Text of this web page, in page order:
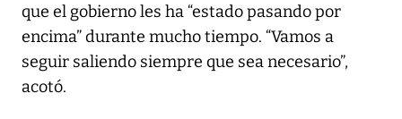
que el gobierno les ha “estado pasando por
encima” durante mucho tiempo. “Vamos a
seguir saliendo siempre que sea necesario”,
acotó.